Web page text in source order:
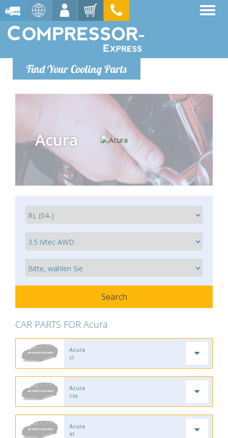
Find Your Cooling Parts
Acura
CAR PARTS FOR Acura
Acura
cl
Acura
csx
Acura
el